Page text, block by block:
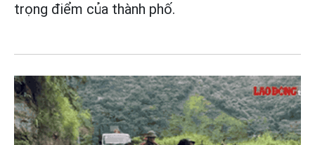
trọng điểm của thành phố.